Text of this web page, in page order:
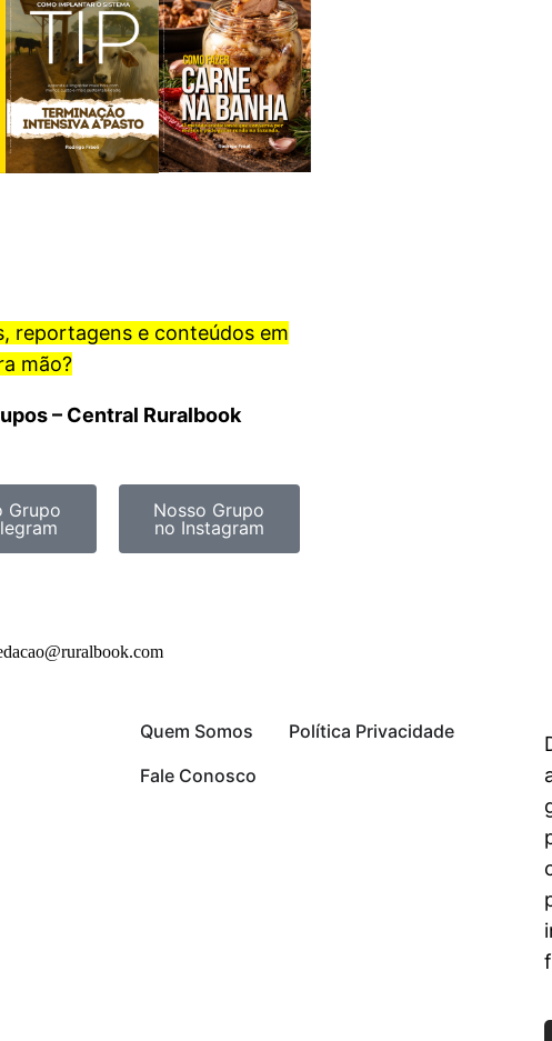
reportagens e conteúdos em
mão?
– Central Ruralbook
Grupo
Nosso Grupo
no Instagram
Quem Somos
Política Privacidade
Fale Conosco